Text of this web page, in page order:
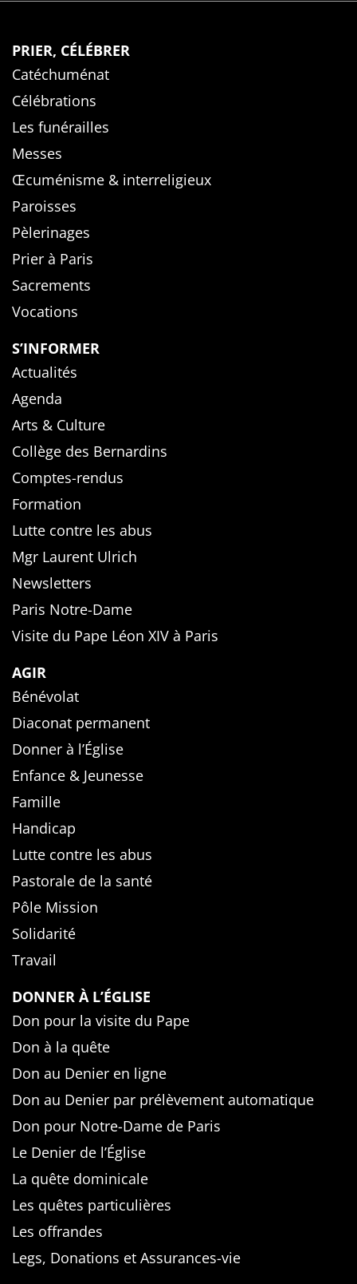
PRIER, CÉLÉBRER
Catéchuménat
Célébrations
Les funérailles
Messes
Œcuménisme & interreligieux
Paroisses
Pèlerinages
Prier à Paris
Sacrements
Vocations
S’INFORMER
Actualités
Agenda
Arts & Culture
Collège des Bernardins
Comptes-rendus
Formation
Lutte contre les abus
Mgr Laurent Ulrich
Newsletters
Paris Notre-Dame
Visite du Pape Léon XIV à Paris
AGIR
Bénévolat
Diaconat permanent
Donner à l’Église
Enfance & Jeunesse
Famille
Handicap
Lutte contre les abus
Pastorale de la santé
Pôle Mission
Solidarité
Travail
DONNER À L’ÉGLISE
Don pour la visite du Pape
Don à la quête
Don au Denier en ligne
Don au Denier par prélèvement automatique
Don pour Notre-Dame de Paris
Le Denier de l’Église
La quête dominicale
Les quêtes particulières
Les offrandes
Legs, Donations et Assurances-vie